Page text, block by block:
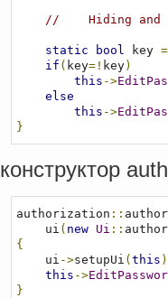
//    Hiding and
static bool key =
if ( key=! key)
this ->
else
this ->
}
конструктор
authorization ::
    ui
( new Ui ::
{
    ui
->setupUi (this
this ->
}